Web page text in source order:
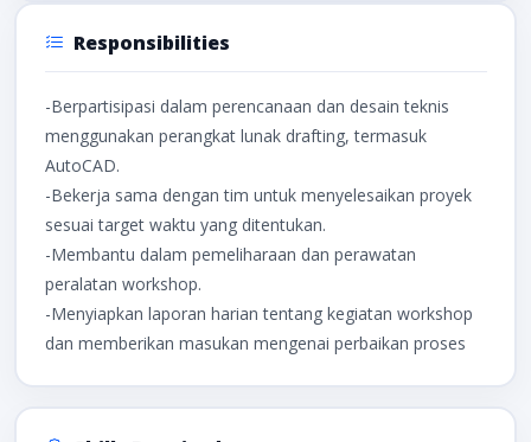
Responsibilities
-Berpartisipasi dalam perencanaan dan desain teknis
menggunakan perangkat lunak drafting, termasuk
AutoCAD.
-Bekerja sama dengan tim untuk menyelesaikan proyek
sesuai target waktu yang ditentukan.
-Membantu dalam pemeliharaan dan perawatan
peralatan workshop.
-Menyiapkan laporan harian tentang kegiatan workshop
dan memberikan masukan mengenai perbaikan proses